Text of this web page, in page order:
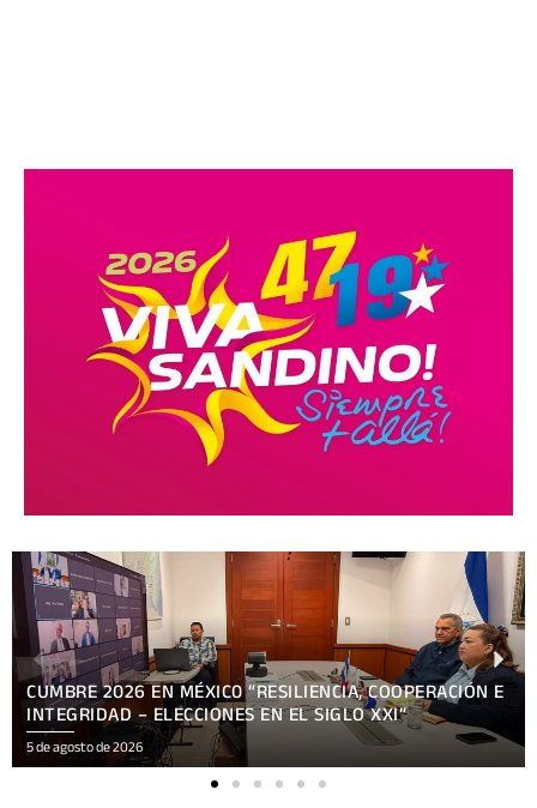
DIPUTAD@S DEL PARLACEN RESPALDAN REFORMA
CONSTITUCIONAL
5 de agosto de 2026